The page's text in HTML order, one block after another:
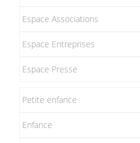
Espace Associations
Espace Entreprises
Espace Presse
Petite enfance
Enfance